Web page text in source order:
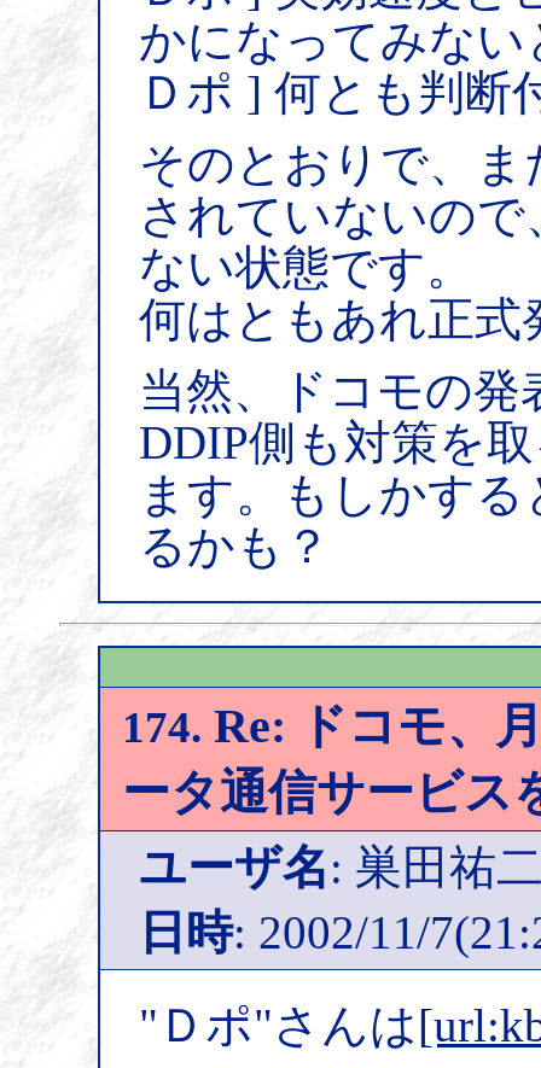
かになってみない
Ｄポ ] 何とも判断
そのとおりで、
されていないの
ない状態です。
何はともあれ正式
当然、ドコモの
DDIP側も対策を
ます。もしかす
るかも？
174. Re: ドコモ、
ータ通信サービス
ユーザ名: 巣田祐
日時: 2002/11/
"Ｄポ"さんは